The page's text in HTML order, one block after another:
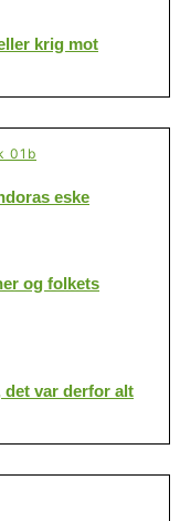
krig mot
eske
og folkets
det var derfor alt